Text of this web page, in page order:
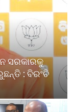
ସରକାରକୁ
: ବିରଂଚି